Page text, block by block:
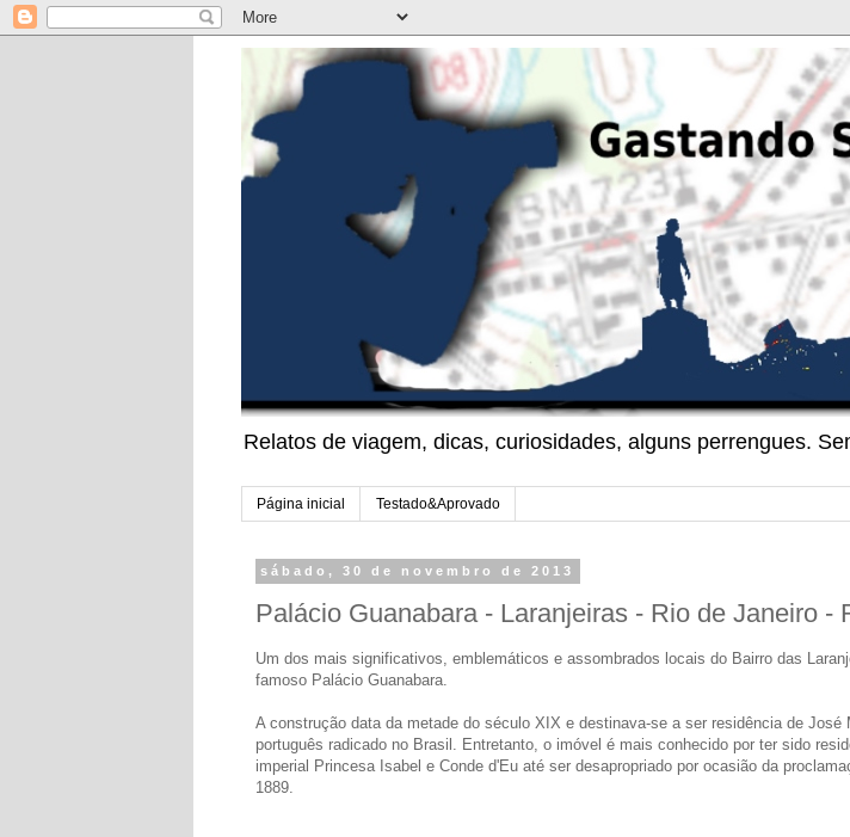
Relatos de viagem, dicas, curiosidades, alguns perrengues.
Página inicial Testado&Aprovado
sábado, 30 de novembro de 2013
Palácio Guanabara - Laranjeiras - Rio de Janeiro -
Um dos mais significativos, emblemáticos e assombrados locais do Bairro das
famoso Palácio Guanabara.
A construção data da metade do século XIX e destinava-se a ser residência de José
português radicado no Brasil. Entretanto, o imóvel é mais conhecido por ter sido
imperial Princesa Isabel e Conde d'Eu até ser desapropriado por ocasião da
1889.